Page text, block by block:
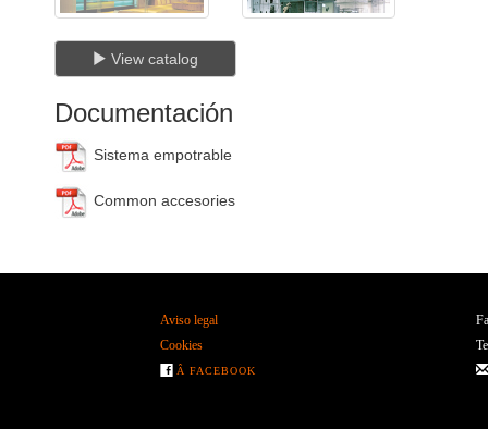
View catalog
Documentación
Sistema empotrable
Common accesories
Aviso legal
Cookies
Â FACEBOOK